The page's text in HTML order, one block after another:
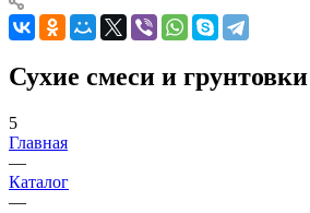
Сухие смеси и грунтовки
5
Главная
—
Каталог
—